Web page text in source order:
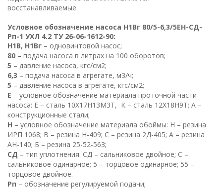
восстанавливаемые.
Условное обозначение насоса Н1Вг 80/5-6,3/5ЕН-СД-
Рп-1 УХЛ 4.2 ТУ 26-06-1612-90:
Н1В, Н1Вг – одновинтовой насос;
80 – подача насоса в литрах на 100 оборотов;
5 – давление насоса, кгс/см2;
6,3 – подача насоса в агрегате, м3/ч;
5 – давление насоса в агрегате, кгс/см2;
Е – условное обозначение материала проточной части
насоса: Е – сталь 10Х17Н13М3Т, К – сталь 12Х18Н9Т; А –
конструкционные стали;
Н – условное обозначение материала обоймы: Н – резина
ИРП 1068; В – резина Н-409; С – резина 2Д-405; А – резина
АН-140; Б – резина 25-52-563;
СД – тип уплотнения: СД – сальниковое двойное; С –
сальниковое одинарное; 5 – торцовое одинарное; 55 –
торцовое двойное.
Рп – обозначение регулируемой подачи;